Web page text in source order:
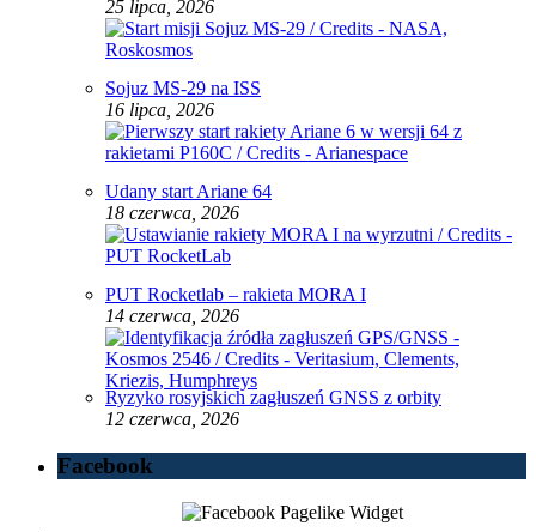
25 lipca, 2026
Sojuz MS-29 na ISS
16 lipca, 2026
Udany start Ariane 64
18 czerwca, 2026
PUT Rocketlab – rakieta MORA I
14 czerwca, 2026
Ryzyko rosyjskich zagłuszeń GNSS z orbity
12 czerwca, 2026
Facebook